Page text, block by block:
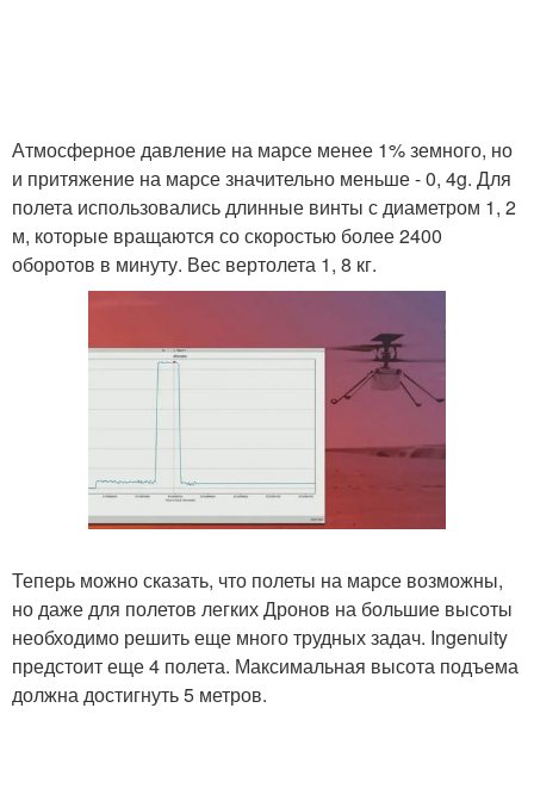
Атмосферное давление на марсе менее 1% земного, но
и притяжение на марсе значительно меньше - 0, 4g. Для
полета использовались длинные винты с диаметром 1, 2
м, которые вращаются со скоростью более 2400
оборотов в минуту. Вес вертолета 1, 8 кг.
Теперь можно сказать, что полеты на марсе возможны,
но даже для полетов легких Дронов на большие высоты
необходимо решить еще много трудных задач. Ingenuity
предстоит еще 4 полета. Максимальная высота подъема
должна достигнуть 5 метров.